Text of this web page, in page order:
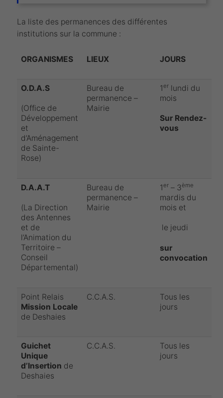
La liste des permanences des différentes
institutions sur la commune :
ORGANISMES LIEUX JOURS
O.D.A.S
(Office de
Développement
et
d’Aménagement
de Sainte-
Rose)
Bureau de
permanence –
Mairie
1 erlundi du
mois
Sur Rendez-
vous
D.A.A.T
(La Direction
des Antennes
et de
l’Animation du
Territoire –
Conseil
Départemental)
Bureau de
permanence –
Mairie
1er– 3ème
mardis du
mois et
le jeudi
sur
convocation
Point Relais
Mission Locale
de Deshaies
C.C.A.S.
Tous les
jours
Guichet
Unique
d’Insertion de
Deshaies
C.C.A.S.
Tous les
jours